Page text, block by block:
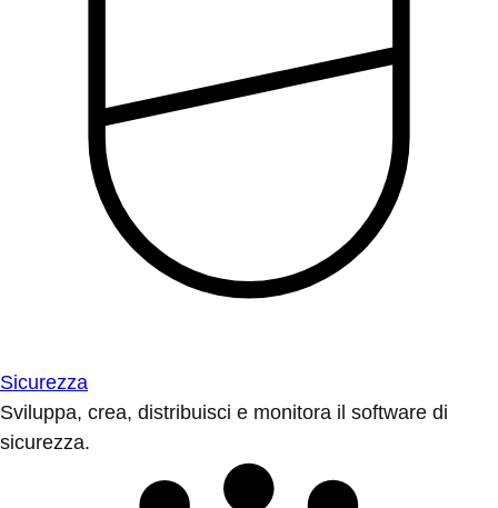
Sicurezza
Sviluppa, crea, distribuisci e monitora il software di
sicurezza.